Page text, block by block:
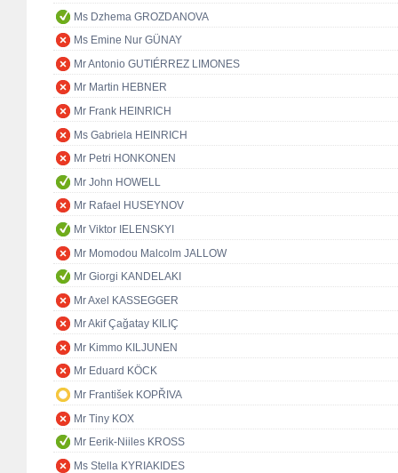
Ms Dzhema GROZDANOVA
Ms Emine Nur GÜNAY
Mr Antonio GUTIÉRREZ LIMONES
Mr Martin HEBNER
Mr Frank HEINRICH
Ms Gabriela HEINRICH
Mr Petri HONKONEN
Mr John HOWELL
Mr Rafael HUSEYNOV
Mr Viktor IELENSKYI
Mr Momodou Malcolm JALLOW
Mr Giorgi KANDELAKI
Mr Axel KASSEGGER
Mr Akif Çağatay KILIÇ
Mr Kimmo KILJUNEN
Mr Eduard KÖCK
Mr František KOPŘIVA
Mr Tiny KOX
Mr Eerik-Niiles KROSS
Ms Stella KYRIAKIDES